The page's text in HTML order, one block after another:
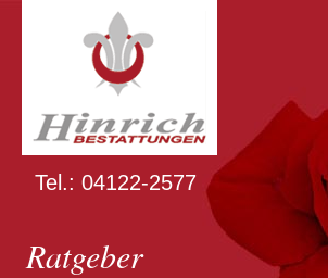
Ratgeber
Tel.: 04122-2577